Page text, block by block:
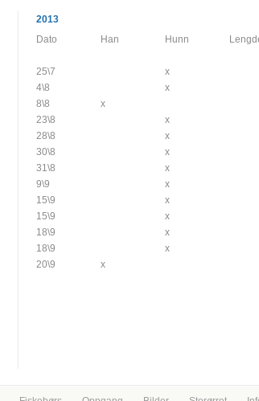
2013
Dato
Han Hunn
25\7 x
4\8
x
8\8
x
23\8
x
28\8
x
30\8
x
31\8
x
9\9
x
15\9
x
15\9
x
18\9
x
18\9
x
20\9
x